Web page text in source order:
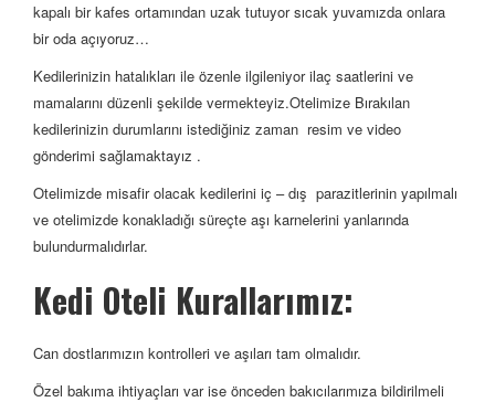
kapalı bir kafes ortamından uzak tutuyor sıcak yuvamızda onlara
bir oda açıyoruz…
Kedilerinizin hatalıkları ile özenle ilgileniyor ilaç saatlerini ve
mamalarını düzenli şekilde vermekteyiz.Otelimize Bırakılan
kedilerinizin durumlarını istediğiniz zaman resim ve video
gönderimi sağlamaktayız .
Otelimizde misafir olacak kedilerini iç – dış parazitlerinin yapılmalı
ve otelimizde konakladığı süreçte aşı karnelerini yanlarında
bulundurmalıdırlar.
Kedi Oteli Kurallarımız:
Can dostlarımızın kontrolleri ve aşıları tam olmalıdır.
Özel bakıma ihtiyaçları var ise önceden bakıcılarımıza bildirilmeli